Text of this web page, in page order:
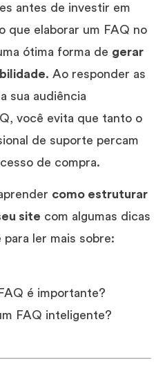
antes de investir em
que elaborar um FAQ no
ótima forma de gerar
. Ao responder as
sua audiência
você evita que tanto o
de suporte percam
de compra.
como estruturar
site com algumas dicas
ler mais sobre:
é importante?
FAQ inteligente?